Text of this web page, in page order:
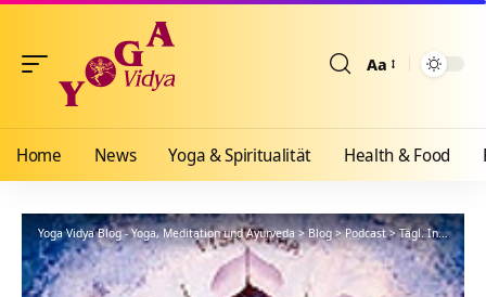
Aa
Home News Yoga & Spiritualität Health & Food
Yoga Vidya Blog - Yoga, Meditation und Ayurveda>Blog>Podcast>Tägl. Inspiration